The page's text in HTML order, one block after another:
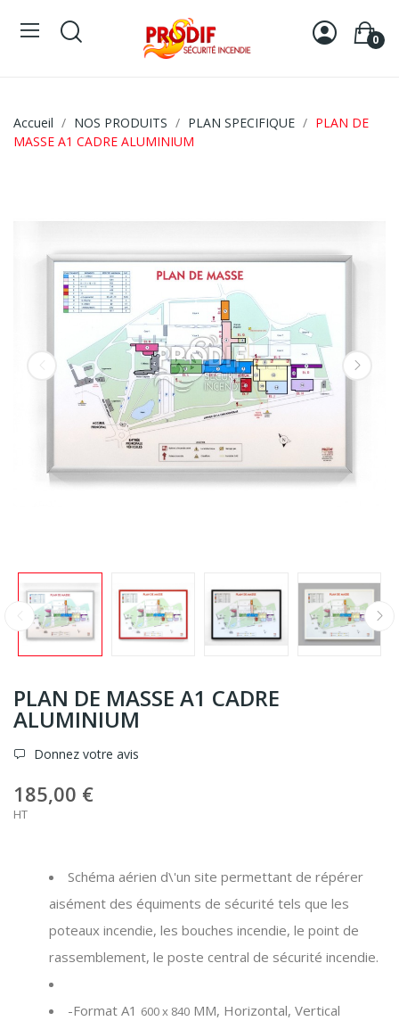
0
Accueil NOS PRODUITS PLAN SPECIFIQUE
PLAN DE
MASSE A1 CADRE ALUMINIUM
PLAN DE MASSE A1 CADRE
ALUMINIUM
Donnez votre avis
185,00 €
HT
Schéma aérien d\'un site permettant de répérer
aisément des équiments de sécurité tels que les
poteaux incendie, les bouches incendie, le point de
rassemblement, le poste central de sécurité incendie.
-Format A1 600 x 840 MM, Horizontal, Vertical